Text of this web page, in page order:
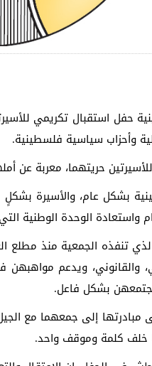
حفل استقبال تكريمي
وأحزاب سياسية فلسطينية.
حريتهما، معربة عن
بشكل عام، والأسيرة
واستعادة الوحدة الوطنية
تنفذه الجمعية منذ
والقانوني، ويدعم
بشكل فاعل.
إلى جمعهما مع
خلف كلمة وموقف واحد.